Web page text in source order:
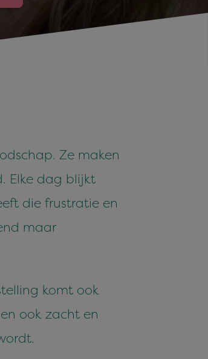
Ze maken
Elke dag blijkt
die frustratie en
maar
komt ook
ook zacht en